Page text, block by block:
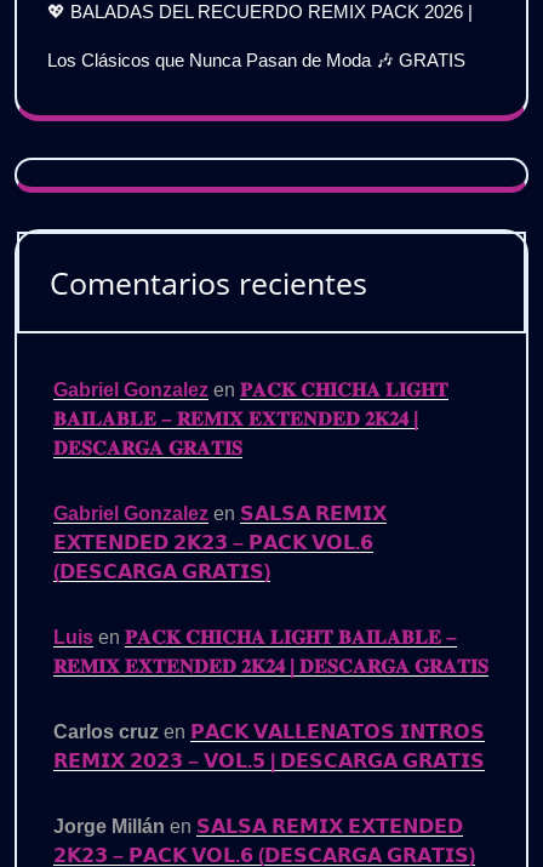
💖 BALADAS DEL RECUERDO REMIX PACK 2026 |
Los Clásicos que Nunca Pasan de Moda 🎶 GRATIS
Comentarios recientes
Gabriel Gonzalez en 𝐏𝐀𝐂𝐊 𝐂𝐇𝐈𝐂𝐇𝐀 𝐋𝐈𝐆𝐇𝐓
𝐁𝐀𝐈𝐋𝐀𝐁𝐋𝐄 – 𝐑𝐄𝐌𝐈𝐗 𝐄𝐗𝐓𝐄𝐍𝐃𝐄𝐃 𝟐𝐊𝟐𝟒 |
𝐃𝐄𝐒𝐂𝐀𝐑𝐆𝐀 𝐆𝐑𝐀𝐓𝐈𝐒
Gabriel Gonzalez en 𝗦𝗔𝗟𝗦𝗔 𝗥𝗘𝗠𝗜𝗫
𝗘𝗫𝗧𝗘𝗡𝗗𝗘𝗗 𝟮𝗞𝟮𝟯 – 𝗣𝗔𝗖𝗞 𝗩𝗢𝗟.𝟲
(𝗗𝗘𝗦𝗖𝗔𝗥𝗚𝗔 𝗚𝗥𝗔𝗧𝗜𝗦)
Luis en 𝐏𝐀𝐂𝐊 𝐂𝐇𝐈𝐂𝐇𝐀 𝐋𝐈𝐆𝐇𝐓 𝐁𝐀𝐈𝐋𝐀𝐁𝐋𝐄 –
𝐑𝐄𝐌𝐈𝐗 𝐄𝐗𝐓𝐄𝐍𝐃𝐄𝐃 𝟐𝐊𝟐𝟒 | 𝐃𝐄𝐒𝐂𝐀𝐑𝐆𝐀 𝐆𝐑𝐀𝐓𝐈𝐒
Carlos cruz en 𝗣𝗔𝗖𝗞 𝗩𝗔𝗟𝗟𝗘𝗡𝗔𝗧𝗢𝗦 𝗜𝗡𝗧𝗥𝗢𝗦
𝗥𝗘𝗠𝗜𝗫 𝟮𝟬𝟮𝟯 – 𝗩𝗢𝗟.𝟱 | 𝗗𝗘𝗦𝗖𝗔𝗥𝗚𝗔 𝗚𝗥𝗔𝗧𝗜𝗦
Jorge Millán en 𝗦𝗔𝗟𝗦𝗔 𝗥𝗘𝗠𝗜𝗫 𝗘𝗫𝗧𝗘𝗡𝗗𝗘𝗗
𝟮𝗞𝟮𝟯 – 𝗣𝗔𝗖𝗞 𝗩𝗢𝗟.𝟲 (𝗗𝗘𝗦𝗖𝗔𝗥𝗚𝗔 𝗚𝗥𝗔𝗧𝗜𝗦)